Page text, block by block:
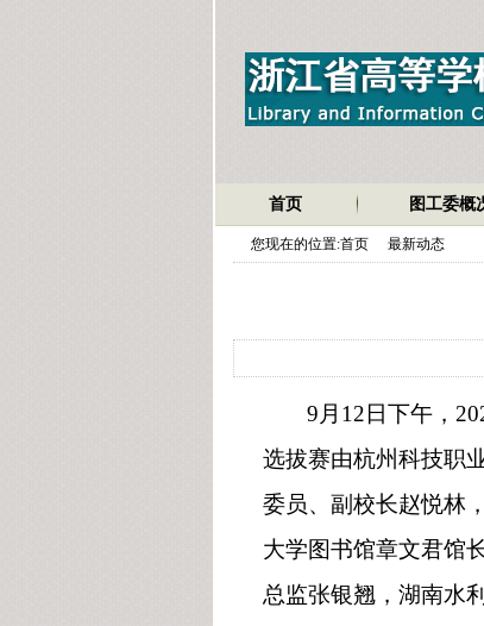
首页 图工委概
您现在的位置:首页 最新动态
9月12日下午，
选拔赛由杭州科技职
委员、副校长赵悦林
大学图书馆章文君馆
总监张银翘，湖南水